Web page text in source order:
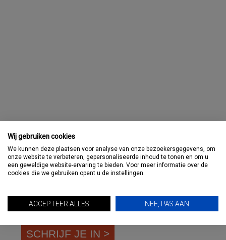
SUBSCRIBE TO THE NEWSLETTER:
SCHRIJF JE IN >
Wij gebruiken cookies
We kunnen deze plaatsen voor analyse van onze bezoekersgegevens, om
onze website te verbeteren, gepersonaliseerde inhoud te tonen en om u
een geweldige website-ervaring te bieden. Voor meer informatie over de
cookies die we gebruiken opent u de instellingen.
ACCEPTEER ALLES NEE, PAS AAN